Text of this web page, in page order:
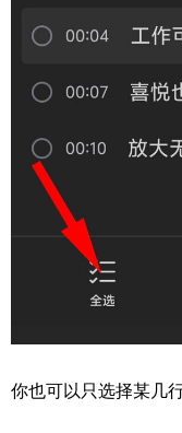
你也可以只选择某几